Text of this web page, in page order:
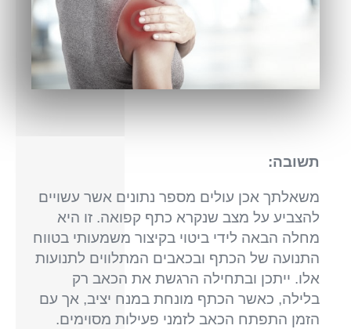
תשובה:
משאלתך אכן עולים מספר נתונים אשר עשויים
להצביע על מצב שנקרא כתף קפואה. זו היא
מחלה הבאה לידי ביטוי בקיצור משמעותי בטווח
התנועה של הכתף ובכאבים המתלווים לתנועות
אלו. ייתכן ובתחילה הרגשת את הכאב רק
בלילה, כאשר הכתף מונחת במנח יציב, אך עם
הזמן התפתח הכאב לזמני פעילות מסוימים.